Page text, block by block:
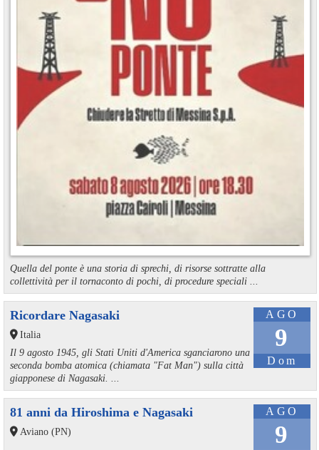
Quella del ponte è una storia di sprechi, di risorse sottratte alla
collettività per il tornaconto di pochi, di procedure speciali ...
AGO
9
Dom
Ricordare Nagasaki
Italia
Il 9 agosto 1945, gli Stati Uniti d'America sganciarono una
seconda bomba atomica (chiamata "Fat Man") sulla città
giapponese di Nagasaki. ...
AGO
9
81 anni da Hiroshima e Nagasaki
Aviano (PN)